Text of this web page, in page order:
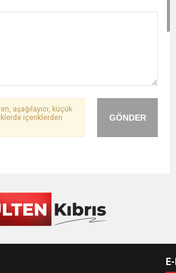
GÖNDER
aşağılayıcı, küçük
içeriklerden